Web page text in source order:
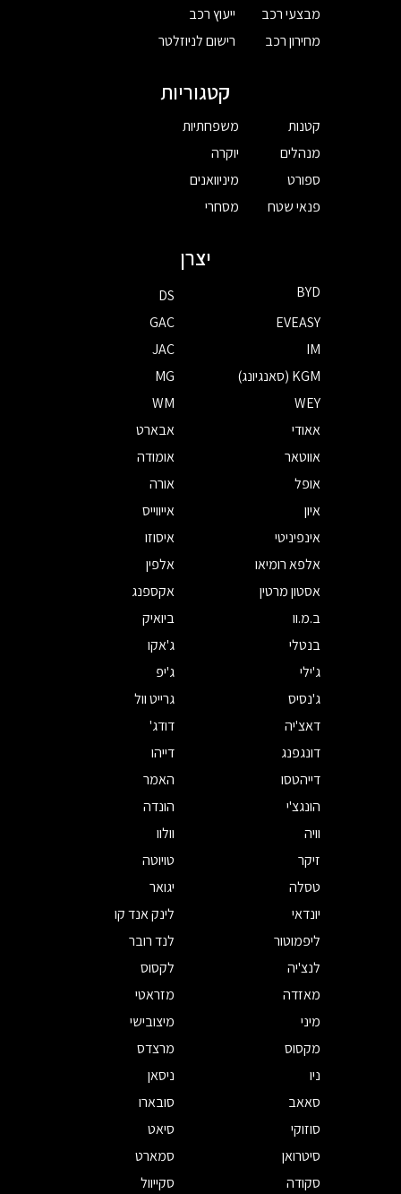
מבצעי רכב
מחירון רכב
ייעוץ רכב
רישום לניוזלטר
קטגוריות
קטנות
מנהלים
ספורט
פנאי שטח
משפחתיות
יוקרה
מיניוואנים
מסחרי
יצרן
BYD
DS
EVEASY
GAC
IM
JAC
KGM (סאנגיונג)
MG
WEY
WM
אאודי
אבארט
אווטאר
אומודה
אופל
אורה
איון
אייווייס
אינפיניטי
איסוזו
אלפא רומיאו
אלפין
אסטון מרטין
אקספנג
ב.מ.וו
ביואיק
בנטלי
ג'אקו
ג'ילי
ג'יפ
ג'נסיס
גרייט וול
דאצ'יה
דודג'
דונגפנג
דייהו
דייהטסו
האמר
הונגצ'י
הונדה
וויה
וולוו
זיקר
טויוטה
טסלה
יגואר
יונדאי
לינק אנד קו
ליפמוטור
לנד רובר
לנצ'יה
לקסוס
מאזדה
מזראטי
מיני
מיצובישי
מקסוס
מרצדס
ניו
ניסאן
סאאב
סובארו
סוזוקי
סיאט
סיטרואן
סמארט
סקודה
סקייוול